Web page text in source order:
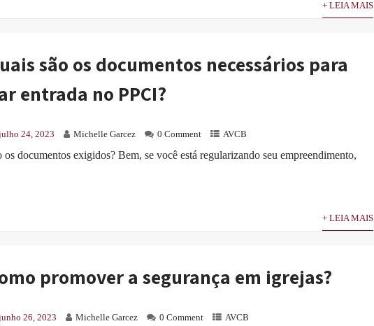
+ LEIA MAIS
são os documentos necessários para
entrada no PPCI?
24, 2023 Michelle Garcez 0 Comment AVCB
os documentos exigidos? Bem, se você está regularizando seu empreendimento,
+ LEIA MAIS
promover a segurança em igrejas?
26, 2023 Michelle Garcez 0 Comment AVCB